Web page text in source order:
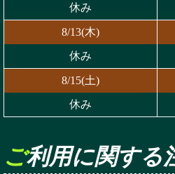
休み
8/13(木)
休み
8/15(土)
休み
ご利用に関す